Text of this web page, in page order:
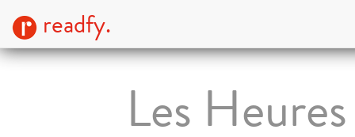
readfy.
Les Heures